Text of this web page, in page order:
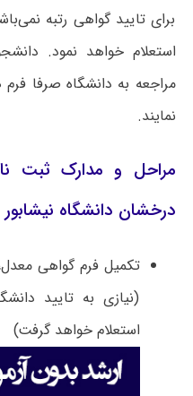
برای تایید گواهی رتبه
استعلام خواهد نمود.
مراجعه به دانشگاه صرفا
نمایند.
مراحل و مدارک ثبت
درخشان دانشگاه نیشابور
تکمیل فرم گواهی
(نیازی به تایید
استعلام خواهد گرفت)